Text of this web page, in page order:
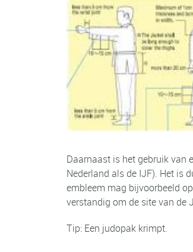
Daarnaast is het gebruik van
Nederland als de IJF). Het is
embleem mag bijvoorbeeld
verstandig om de site van de
Tip: Een judopak krimpt.